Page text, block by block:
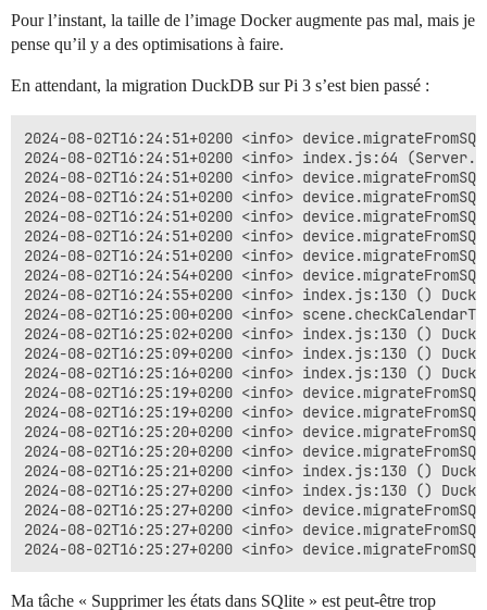
Pour l’instant, la taille de l’image Docker augmente pas mal, mais je
pense qu’il y a des optimisations à faire.
En attendant, la migration DuckDB sur Pi 3 s’est bien passé :
2024-08-02T16:24:51+0200 <info>
2024-08-02T16:24:51+0200 <info> index.js:64
2024-08-02T16:24:51+0200 <info>
2024-08-02T16:24:51+0200 <info>
2024-08-02T16:24:51+0200 <info>
2024-08-02T16:24:51+0200 <info>
2024-08-02T16:24:51+0200 <info>
2024-08-02T16:24:54+0200 <info>
2024-08-02T16:24:55+0200 <info> index.js:130 ()
2024-08-02T16:25:00+0200 <info>
2024-08-02T16:25:02+0200 <info> index.js:130 ()
2024-08-02T16:25:09+0200 <info> index.js:130 ()
2024-08-02T16:25:16+0200 <info> index.js:130 ()
2024-08-02T16:25:19+0200 <info>
2024-08-02T16:25:19+0200 <info>
2024-08-02T16:25:20+0200 <info>
2024-08-02T16:25:20+0200 <info>
2024-08-02T16:25:21+0200 <info> index.js:130 ()
2024-08-02T16:25:27+0200 <info> index.js:130 ()
2024-08-02T16:25:27+0200 <info>
2024-08-02T16:25:27+0200 <info>
Ma tâche « Supprimer les états dans SQlite » est peut-être trop